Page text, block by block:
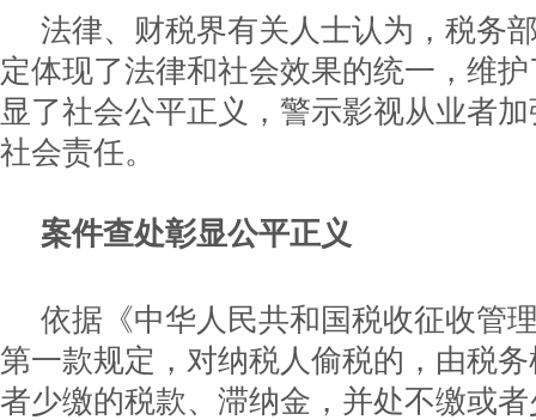
法律、财税界有关人士认为，税务
定体现了法律和社会效果的统一，维
显了社会公平正义，警示影视从业者
社会责任。
案件查处彰显公平正义
依据《中华人民共和国税收征收管
第一款规定，对纳税人偷税的，由税
者少缴的税款、滞纳金，并处不缴或